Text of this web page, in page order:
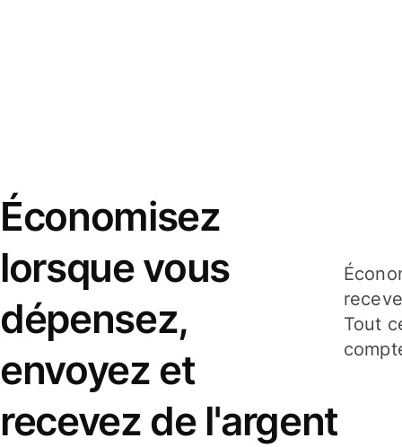
Économisez
lorsque vous
dépensez,
envoyez et
recevez de l'argent
Tout